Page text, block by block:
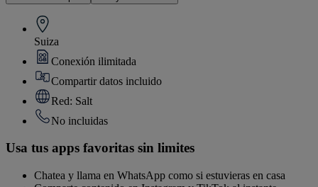
Suiza
Conexión ilimitada
Compartir datos incluido
Red: Salt
No incluidas
Usa tus apps favoritas sin limites
Chatea y llama en WhatsApp como si estuvieras en casa